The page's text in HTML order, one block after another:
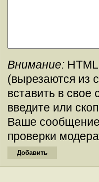
Внимание:
(вырезаются из
вставить в
введите или
Ваше
проверки